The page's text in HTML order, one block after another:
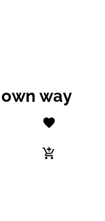
way